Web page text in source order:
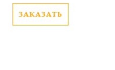
ЗАКАЗАТЬ